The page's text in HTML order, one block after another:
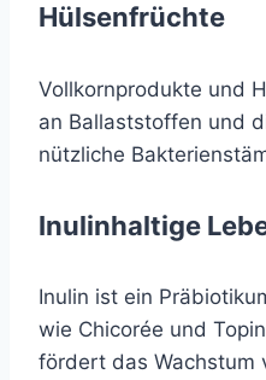
Hülsenfrüchte
Vollkornprodukte und
an Ballaststoffen und
nützliche
Inulinhaltige
Inulin ist ein
wie Chicorée und
fördert das Wachstum